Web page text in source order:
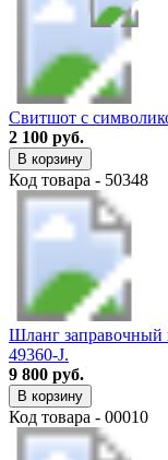
Свитшот с
2 100 руб.
В корзину
Код товара - 50348
Шланг заправочный
49360-J.
9 800 руб.
В корзину
Код товара - 00010